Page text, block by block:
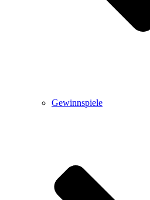
Gewinnspiele